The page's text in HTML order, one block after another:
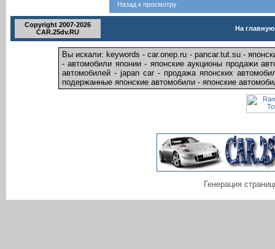
Назад к просмотру
Copyright 2007-2026
CAR.25dv.RU
На главную
Вы искали: keywords - car.onep.ru - pancar.tut.su -
- автомобили японии - японские аукционы продажи
автомобилей - japan car - продажа японских
подержанные японские автомобили - японские
Генерация